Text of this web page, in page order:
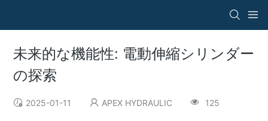
未来的な機能性: 電動伸縮シリンダー
の探索
2025-01-11 APEX HYDRAULIC 125